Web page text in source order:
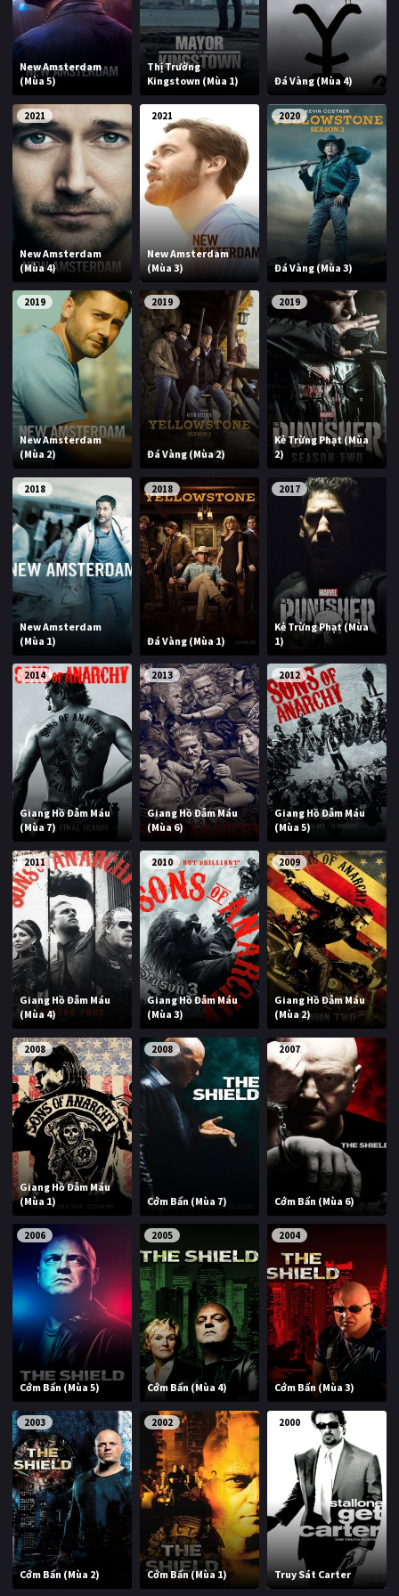
PHIM MỚI
PHIM BỘ
PHIM LẺ
PHIM CHIẾU RẠP
TUYỂN TẬP PHIM
BLOG
New Amsterdam
(Mùa 5)
Thị Trưởng
Kingstown (Mùa 1)
Đá Vàng (Mùa 4)
2021
New Amsterdam
(Mùa 4)
2021
New Amsterdam
(Mùa 3)
2020
Đá Vàng (Mùa 3)
2019
New Amsterdam
(Mùa 2)
2019
Đá Vàng (Mùa 2)
2019
Kẻ Trừng Phạt (Mùa
2)
2018
New Amsterdam
(Mùa 1)
2018
Đá Vàng (Mùa 1)
2017
Kẻ Trừng Phạt (Mùa
1)
2014
Giang Hồ Đẫm Máu
(Mùa 7)
2013
Giang Hồ Đẫm Máu
(Mùa 6)
2012
Giang Hồ Đẫm Máu
(Mùa 5)
2011
Giang Hồ Đẫm Máu
(Mùa 4)
2010
Giang Hồ Đẫm Máu
(Mùa 3)
2009
Giang Hồ Đẫm Máu
(Mùa 2)
2008
Giang Hồ Đẫm Máu
(Mùa 1)
2008
Cớm Bẩn (Mùa 7)
2007
Cớm Bẩn (Mùa 6)
2006
Cớm Bẩn (Mùa 5)
2005
Cớm Bẩn (Mùa 4)
2004
Cớm Bẩn (Mùa 3)
2003
Cớm Bẩn (Mùa 2)
2002
Cớm Bẩn (Mùa 1)
2000
Truy Sát Carter